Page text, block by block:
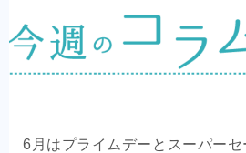
公式メルマガ
OEM商品×Yahoo!
6月はプライムデーとスーパー